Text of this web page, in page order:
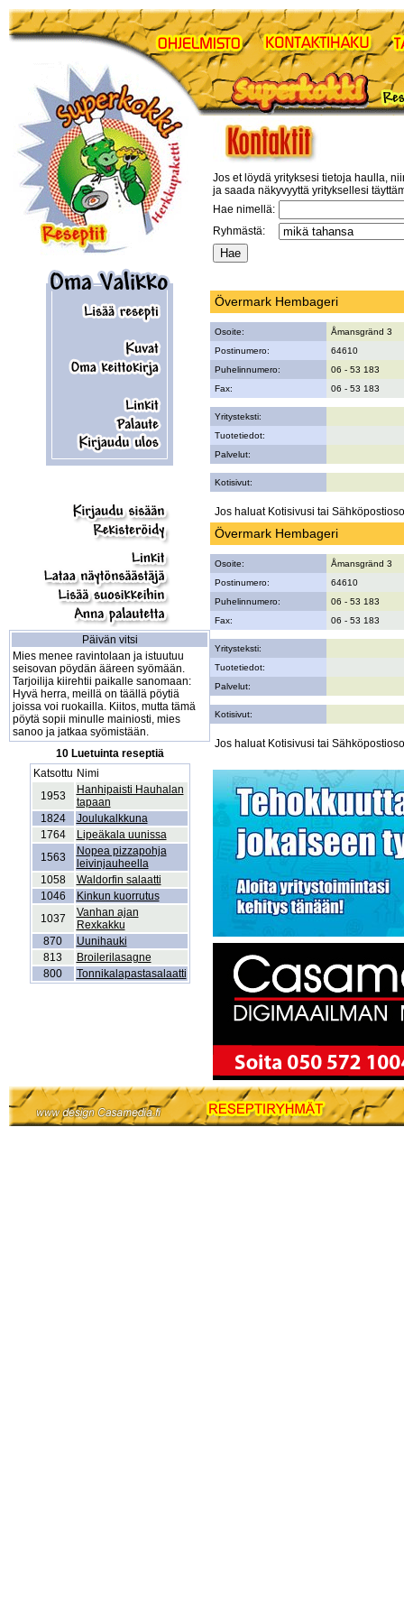
Päivän vitsi
Mies menee ravintolaan ja istuutuu
seisovan pöydän ääreen syömään.
Tarjoilija kiirehtii paikalle sanomaan:
Hyvä herra, meillä on täällä pöytiä
joissa voi ruokailla. Kiitos, mutta tämä
pöytä sopii minulle mainiosti, mies
sanoo ja jatkaa syömistään.
10 Luetuinta reseptiä
Katsottu Nimi
1953
Hanhipaisti Hauhalan
tapaan
1824
Joulukalkkuna
1764
Lipeäkala uunissa
1563
Nopea pizzapohja
leivinjauheella
1058
Waldorfin salaatti
1046
Kinkun kuorrutus
1037
Vanhan ajan
Rexkakku
870
Uunihauki
813
Broilerilasagne
800
Tonnikalapastasalaatti
Jos et löydä yrityksesi tietoja haulla,
ja saada näkyvyyttä yrityksellesi
Hae nimellä:
Ryhmästä:
Övermark Hembageri
Osoite:
Åmansgränd 3
Postinumero:
64610
Puhelinnumero:
06 - 53 183
Fax:
06 - 53 183
Yritysteksti:
Tuotetiedot:
Palvelut:
Kotisivut:
Jos haluat Kotisivusi tai
Övermark Hembageri
Osoite:
Åmansgränd 3
Postinumero:
64610
Puhelinnumero:
06 - 53 183
Fax:
06 - 53 183
Yritysteksti:
Tuotetiedot:
Palvelut:
Kotisivut:
Jos haluat Kotisivusi tai